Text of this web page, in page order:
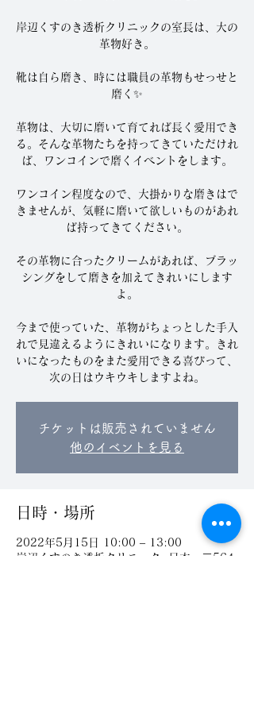
岸辺くすのき透析クリニックの室長は、大の
革物好き。
靴は自ら磨き、時には職員の革物もせっせと
磨く✨
革物は、大切に磨いて育てれば長く愛用でき
る。そんな革物たちを持ってきていただけれ
ば、ワンコインで磨くイベントをします。
ワンコイン程度なので、大掛かりな磨きはで
きませんが、気軽に磨いて欲しいものがあれ
ば持ってきてください。
その革物に合ったクリームがあれば、ブラッ
シングをして磨きを加えてきれいにします
よ。
今まで使っていた、革物がちょっとした手入
れで見違えるようにきれいになります。きれ
いになったものをまた愛用できる喜びって、
次の日はウキウキしますよね。
チケットは販売されていません
他のイベントを見る
日時・場所
2022年5月15日 10:00 – 13:00
岸辺くすのき透析クリニック, 日本、〒564-